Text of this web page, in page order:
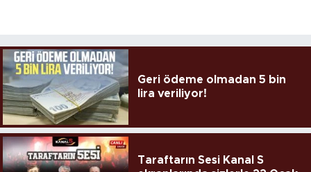
Geri ödeme olmadan 5 bin
lira veriliyor!
Taraftarın Sesi Kanal S